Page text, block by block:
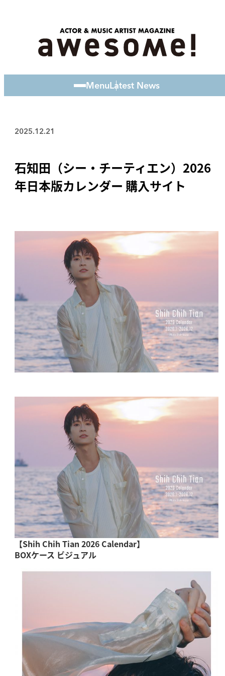
MenuLatest News
2025.12.21
石知田（シー・チーティエン）2026
年日本版カレンダー 購入サイト
【Shih Chih Tian 2026 Calendar】
BOXケース ビジュアル